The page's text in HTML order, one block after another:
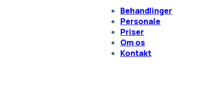
Behandlinger
Personale
Priser
Om os
Kontakt